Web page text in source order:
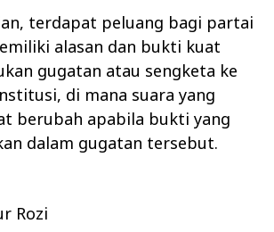
terdapat peluang bagi partai
alasan dan bukti kuat
gugatan atau sengketa ke
di mana suara yang
berubah apabila bukti yang
dalam gugatan tersebut.
Rozi